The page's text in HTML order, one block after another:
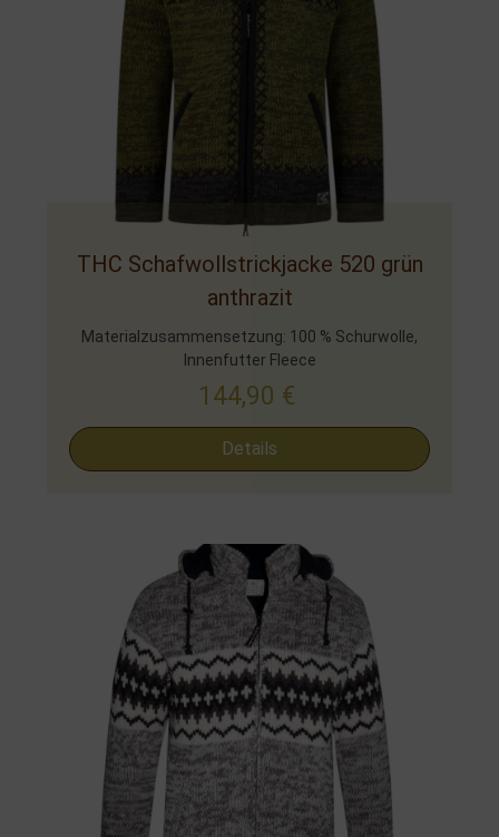
THC Schafwollstrickjacke 520 grün
anthrazit
Materialzusammensetzung: 100 % Schurwolle,
Innenfutter Fleece
144,90 €
Details